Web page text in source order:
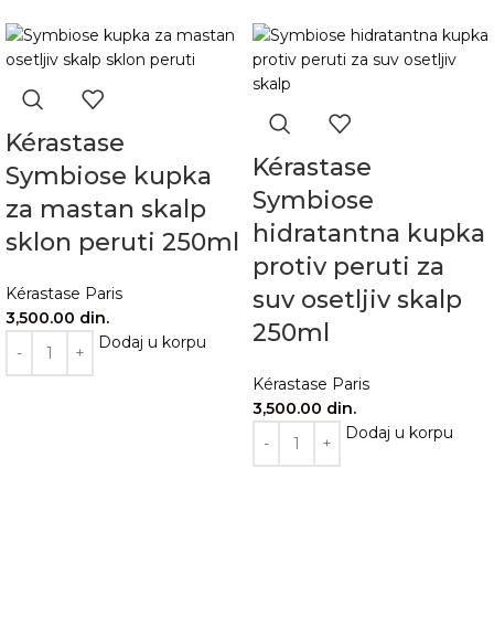
Kérastase
Symbiose kupka
za mastan skalp
sklon peruti 250ml
Kérastase Paris
3,500.00 din.
Dodaj u korpu
Kérastase
Symbiose
hidratantna kupka
protiv peruti za
suv osetljiv skalp
250ml
Kérastase Paris
3,500.00 din.
Dodaj u korpu